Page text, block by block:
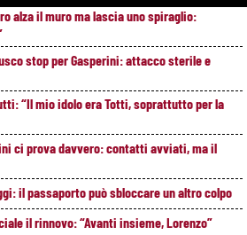
alza il muro ma lascia uno spiraglio:
stop per Gasperini: attacco sterile e
“Il mio idolo era Totti, soprattutto per la
ci prova davvero: contatti avviati, ma il
il passaporto può sbloccare un altro colpo
il rinnovo: “Avanti insieme, Lorenzo”